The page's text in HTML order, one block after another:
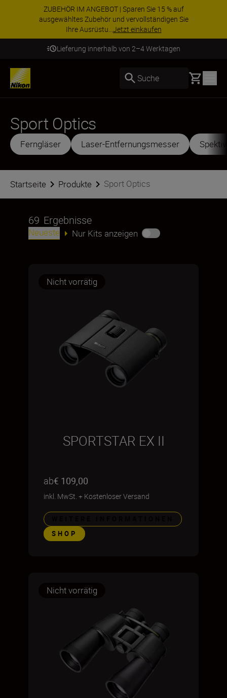
ZUBEHÖR IM ANGEBOT | Sparen Sie 15 % auf
ausgewähltes Zubehör und vervollständigen Sie
Ihre Ausrüstu...Jetzt einkaufen
Lieferung innerhalb von 2–4 Werktagen
Suche Basket
Sport Optics
Ferngläser Laser-Entfernungsmesser
Startseite Produkte Sport Optics
69 Ergebnisse
Neueste Nur Kits anzeigen
Nicht vorrätig
SPORTSTAR EX II
ab€ 109,00
inkl. MwSt. + Kostenloser Versand
SHOP
Nicht vorrätig